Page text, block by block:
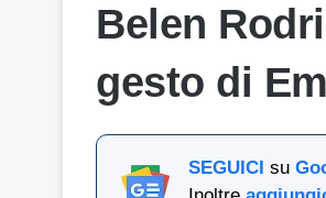
Belen
gesto di
SEGUICI su